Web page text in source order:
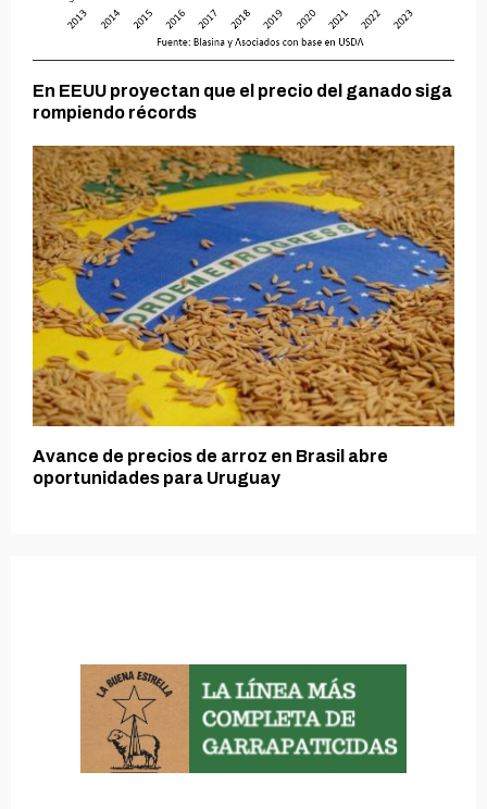
En EEUU proyectan que el precio del ganado siga
rompiendo récords
Avance de precios de arroz en Brasil abre
oportunidades para Uruguay